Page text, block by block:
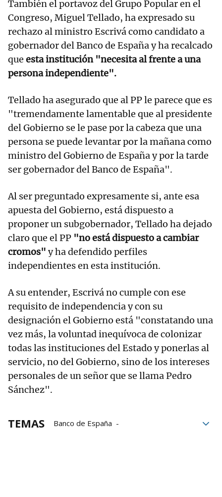
También el portavoz del Grupo Popular en el
Congreso, Miguel Tellado, ha expresado su
rechazo al ministro Escrivá como candidato a
gobernador del Banco de España y ha recalcado
que esta institución "necesita al frente a una
persona independiente".
Tellado ha asegurado que al PP le parece que es
"tremendamente lamentable que al presidente
del Gobierno se le pase por la cabeza que una
persona se puede levantar por la mañana como
ministro del Gobierno de España y por la tarde
ser gobernador del Banco de España".
Al ser preguntado expresamente si, ante esa
apuesta del Gobierno, está dispuesto a
proponer un subgobernador, Tellado ha dejado
claro que el PP "no está dispuesto a cambiar
cromos" y ha defendido perfiles
independientes en esta institución.
A su entender, Escrivá no cumple con ese
requisito de independencia y con su
designación el Gobierno está "constatando una
vez más, la voluntad inequívoca de colonizar
todas las instituciones del Estado y ponerlas al
servicio, no del Gobierno, sino de los intereses
personales de un señor que se llama Pedro
Sánchez".
TEMAS
Banco de España